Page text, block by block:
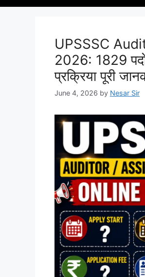
UPSSSC
2026: 1829
प्रक्रिया पूरी
June 4, 2026 by Nesar Sir